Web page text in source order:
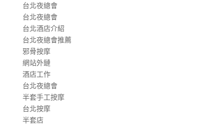
台北夜總會
台北夜總會
台北酒店介紹
台北夜總會推薦
邪骨按摩
網站外鏈
酒店工作
台北夜總會
半套手工按摩
台北按摩
半套店